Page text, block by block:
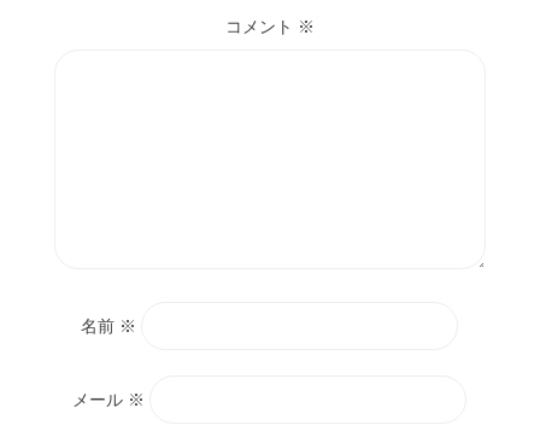
コメント ※
名前 ※
メール ※